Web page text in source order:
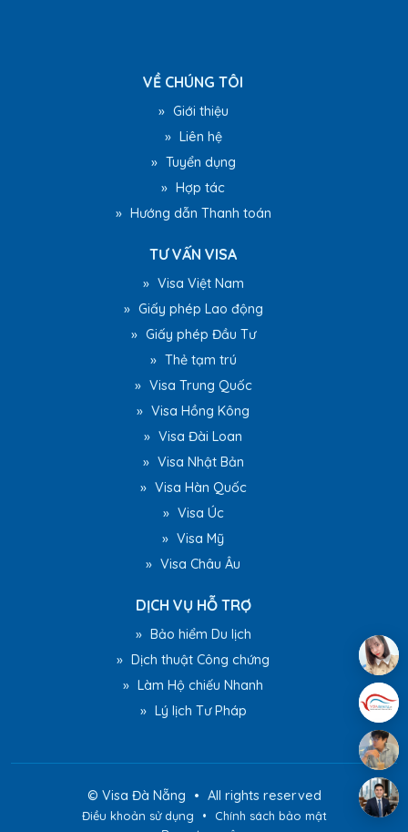
VỀ CHÚNG TÔI
» Giới thiệu
» Liên hệ
» Tuyển dụng
» Hợp tác
» Hướng dẫn Thanh toán
TƯ VẤN VISA
» Visa Việt Nam
» Giấy phép Lao động
» Giấy phép Đầu Tư
» Thẻ tạm trú
» Visa Trung Quốc
» Visa Hồng Kông
» Visa Đài Loan
» Visa Nhật Bản
» Visa Hàn Quốc
» Visa Úc
» Visa Mỹ
» Visa Châu Âu
DỊCH VỤ HỖ TRỢ
» Bảo hiểm Du lịch
» Dịch thuật Công chứng
» Làm Hộ chiếu Nhanh
» Lý lịch Tư Pháp
© Visa Đà Nẵng • All rights reserved
Điều khoản sử dụng •
Chính sách bảo mật